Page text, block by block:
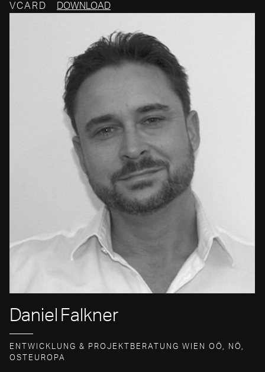
VCARD
DOWNLOAD
Daniel Falkner
ENTWICKLUNG & PROJEKTBERATUNG WIEN OÖ, NÖ,
OSTEUROPA